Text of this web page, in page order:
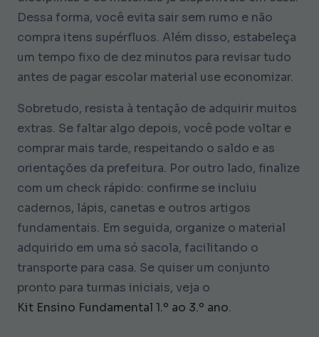
Dessa forma, você evita sair sem rumo e não
compra itens supérfluos. Além disso, estabeleça
um tempo fixo de dez minutos para revisar tudo
antes de pagar escolar material use economizar.
Sobretudo, resista à tentação de adquirir muitos
extras. Se faltar algo depois, você pode voltar e
comprar mais tarde, respeitando o saldo e as
orientações da prefeitura. Por outro lado, finalize
com um check rápido: confirme se incluiu
cadernos, lápis, canetas e outros artigos
fundamentais. Em seguida, organize o material
adquirido em uma só sacola, facilitando o
transporte para casa. Se quiser um conjunto
pronto para turmas iniciais, veja o
Kit Ensino Fundamental 1.º ao 3.º ano.